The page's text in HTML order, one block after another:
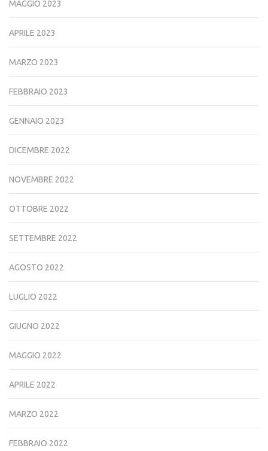
MAGGIO 2023
APRILE 2023
MARZO 2023
FEBBRAIO 2023
GENNAIO 2023
DICEMBRE 2022
NOVEMBRE 2022
OTTOBRE 2022
SETTEMBRE 2022
AGOSTO 2022
LUGLIO 2022
GIUGNO 2022
MAGGIO 2022
APRILE 2022
MARZO 2022
FEBBRAIO 2022